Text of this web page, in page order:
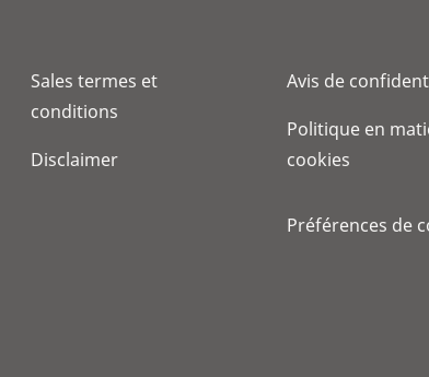
Sales termes et
conditions
Disclaimer
Avis de
Politique en
cookies
Préférences de